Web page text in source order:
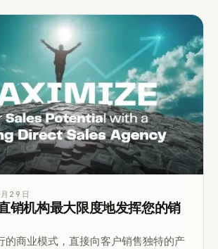
29日
销机构最大限度地发挥您的销
的商业模式，直接向客户销售独特的产